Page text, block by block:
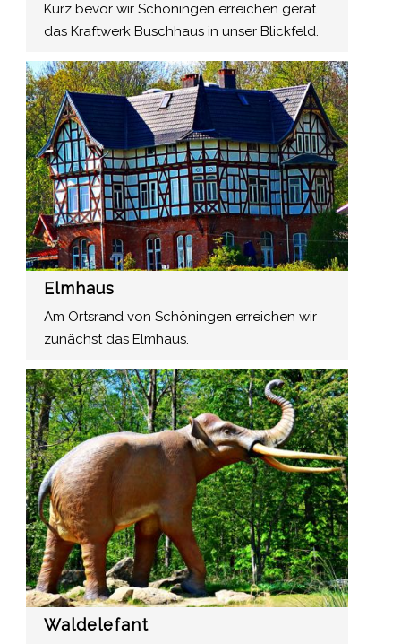
Kurz bevor wir Schöningen erreichen gerät
das Kraftwerk Buschhaus in unser Blickfeld.
Elmhaus
Am Ortsrand von Schöningen erreichen wir
zunächst das Elmhaus.
Waldelefant